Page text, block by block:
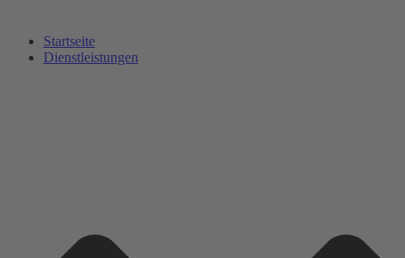
Startseite
Dienstleistungen